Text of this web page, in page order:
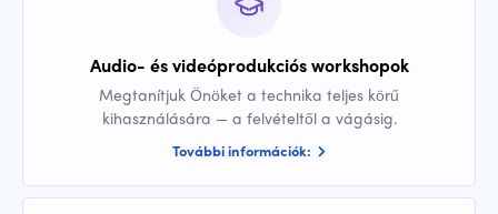
Audio- és videóprodukciós workshopok
Megtanítjuk Önöket a technika teljes körű
kihasználására — a felvételtől a vágásig.
További információk: